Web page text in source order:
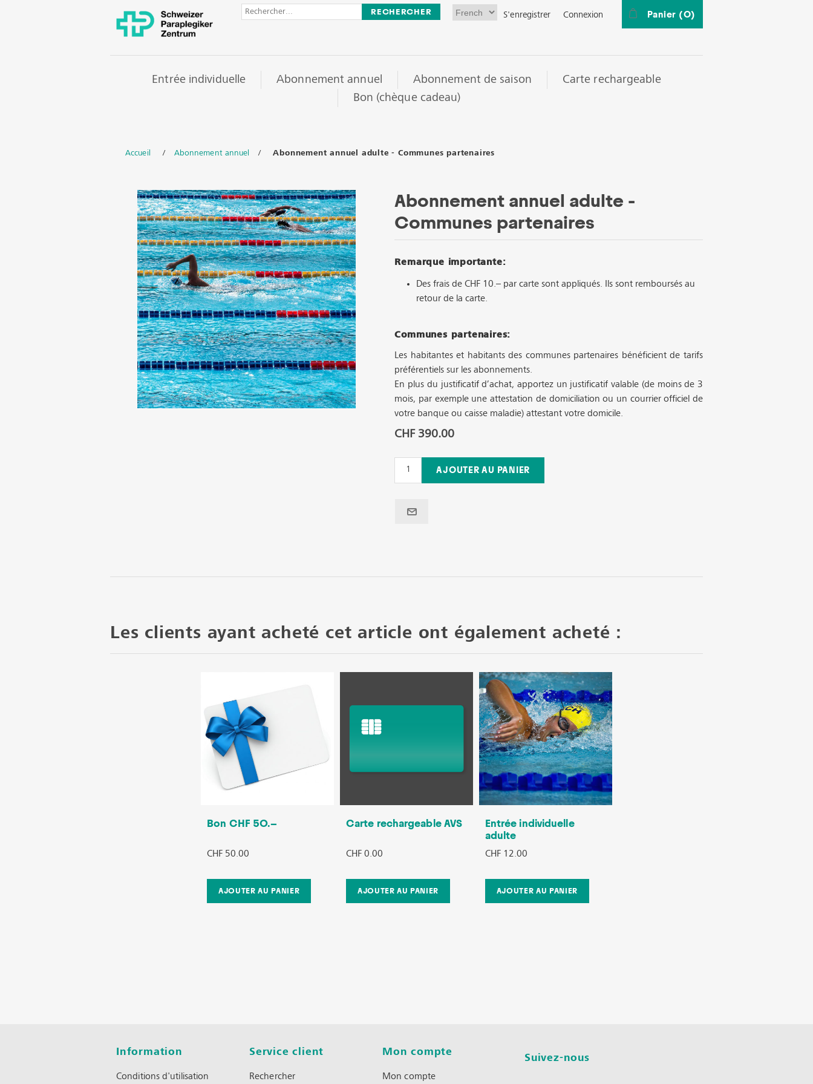
S'enregistrer Connexion Panier (0)
Entrée individuelle Abonnement annuel Abonnement de saison
Carte rechargeable
Bon (chèque cadeau)
Accueil / Abonnement annuel / Abonnement annuel adulte - Communes partenaires
Abonnement annuel adulte -
Communes partenaires
Remarque importante:
Des frais de CHF 10.– par carte sont appliqués. Ils sont remboursés au
retour de la carte.
Communes partenaires:
Les habitantes et habitants des communes partenaires bénéficient de tarifs
préférentiels sur les abonnements.
En plus du justificatif d’achat, apportez un justificatif valable (de moins de 3
mois, par exemple une attestation de domiciliation ou un courrier officiel de
votre banque ou caisse maladie) attestant votre domicile.
CHF 390.00
Les clients ayant acheté cet article ont également acheté :
Bon CHF 50.–
CHF 50.00
Carte rechargeable AVS
CHF 0.00
Entrée individuelle
adulte
CHF 12.00
Information
Conditions d'utilisation
Service client
Rechercher
Mon compte
Mon compte
Suivez-nous